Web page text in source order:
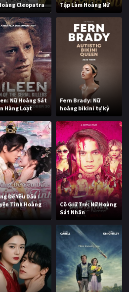
Cleopatra Tập Làm Hoàng Nữ
Nữ Hoàng Sát
Hàng Loạt
Fern Brady: Nữ
hoàng bikini tự kỷ
Đế Yêu Dấu :
Tình Hoàng
Cô Giữ Trẻ: Nữ Hoàng
Sát Nhân